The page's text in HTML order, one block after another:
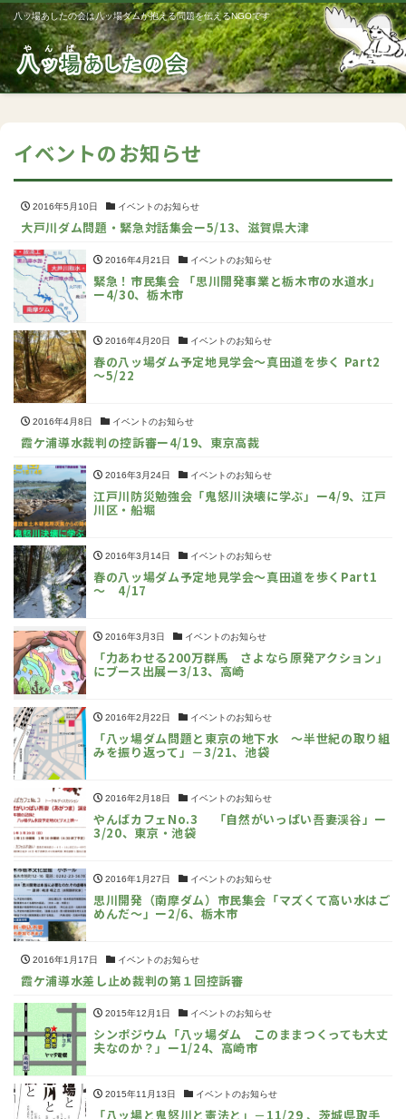
八ッ場あしたの会は八ッ場ダムが抱える問題を伝えるNGOです
イベントのお知らせ
2016年5月10日 イベントのお知らせ
大戸川ダム問題・緊急対話集会ー5/13、滋賀県大津
2016年4月21日 イベントのお知らせ
緊急！市民集会 「思川開発事業と栃木市の水道水」
ー4/30、栃木市
2016年4月20日 イベントのお知らせ
春の八ッ場ダム予定地見学会～真田道を歩く Part2
～5/22
2016年4月8日 イベントのお知らせ
霞ケ浦導水裁判の控訴審ー4/19、東京高裁
2016年3月24日 イベントのお知らせ
江戸川防災勉強会「鬼怒川決壊に学ぶ」ー4/9、江戸
川区・船堀
2016年3月14日 イベントのお知らせ
春の八ッ場ダム予定地見学会～真田道を歩くPart1
～ 4/17
2016年3月3日 イベントのお知らせ
「力あわせる200万群馬 さよなら原発アクション」
にブース出展ー3/13、高崎
2016年2月22日 イベントのお知らせ
「八ッ場ダム問題と東京の地下水 〜半世紀の取り組
みを振り返って」－3/21、池袋
2016年2月18日 イベントのお知らせ
やんばカフェNo.3 「自然がいっぱい吾妻渓谷」ー
3/20、東京・池袋
2016年1月27日 イベントのお知らせ
思川開発（南摩ダム）市民集会「マズくて高い水はご
めんだ～」ー2/6、栃木市
2016年1月17日 イベントのお知らせ
霞ケ浦導水差し止め裁判の第１回控訴審
2015年12月1日 イベントのお知らせ
シンポジウム「八ッ場ダム このままつくっても大丈
夫なのか？」ー1/24、高崎市
2015年11月13日 イベントのお知らせ
「八ッ場と鬼怒川と憲法と」－11/29 、茨城県取手